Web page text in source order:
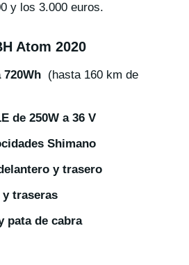
y los 3.000 euros.
Atom 2020
(hasta 160 km de
de 250W a 36 V
Shimano
y trasero
y traseras
pata de cabra